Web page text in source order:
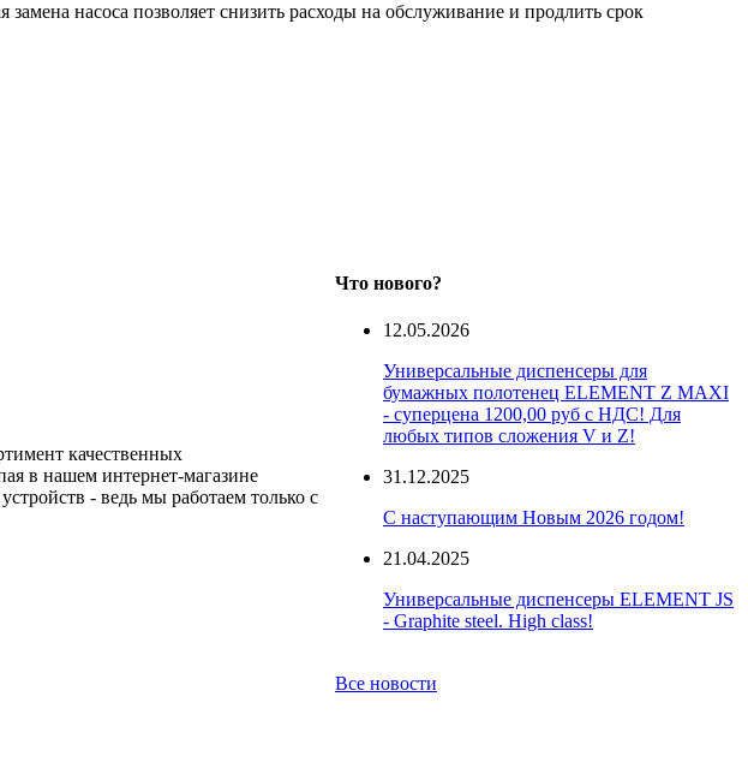
насоса позволяет снизить расходы на обслуживание и продлить срок
качественных
в нашем интернет-магазине
- ведь мы работаем только с
Что нового?
12.05.2026
Универсальные диспенсеры для
бумажных полотенец ELEMENT Z MAXI
- суперцена 1200,00 руб с НДС! Для
любых типов сложения V и Z!
31.12.2025
С наступающим Новым 2026 годом!
21.04.2025
Универсальные диспенсеры ELEMENT JS
- Graphite steel. High class!
Все новости